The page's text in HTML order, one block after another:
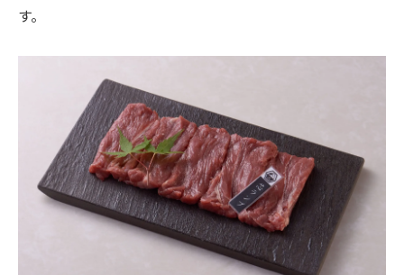
す。